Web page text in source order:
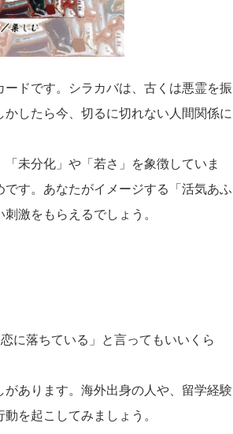
ドです。シラカバは、古くは悪霊を振
したら今、切るに切れない人間関係に
未分化」や「若さ」を象徴していま
す。あなたがイメージする「活気あふ
激をもらえるでしょう。
恋に落ちている」と言ってもいいくら
があります。海外出身の人や、留学経験
を起こしてみましょう。